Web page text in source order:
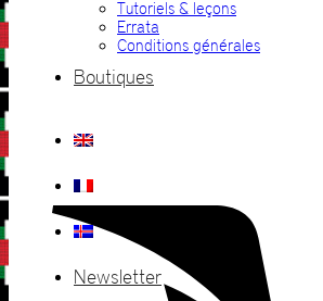
Tutoriels & leçons
Errata
Conditions générales
Boutiques
Newsletter